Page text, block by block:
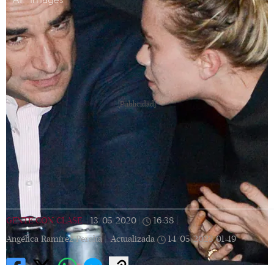
[Publicidad]
GENTE CON CLASE | 13/05/2020 16:38
Angélica Ramírez Peralta | Actualizada 14/05/2023 01:49